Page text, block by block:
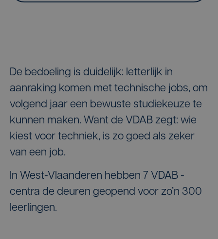
De bedoeling is duidelijk: letterlijk in
aanraking komen met technische jobs, om
volgend jaar een bewuste studiekeuze te
kunnen maken. Want de VDAB zegt: wie
kiest voor techniek, is zo goed als zeker
van een job.
In West-Vlaanderen hebben 7 VDAB -
centra de deuren geopend voor zo’n 300
leerlingen.